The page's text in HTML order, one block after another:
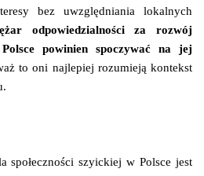
bez uwzględniania lokalnych
odpowiedzialności za rozwój
powinien spoczywać na jej
to oni najlepiej rozumieją kontekst
społeczności szyickiej w Polsce jest